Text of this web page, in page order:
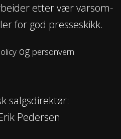
etter vær varsom-
for god presseskikk.
og personvern
salgsdirektør:
Pedersen